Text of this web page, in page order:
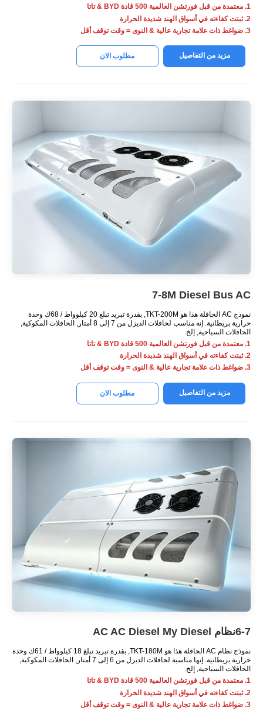
1. معتمدة من قبل فورتشن العالمية 500 قادة BYD & تاتا
2. ثبتت كفاءته في أسواق الهند شديدة الحرارة
3. ضواغط ذات علامة تجارية عالية & النوى = وقت توقف أقل
مزيد من التفاصيل مطلوب الان
7-8M Diesel Bus AC
نموذج AC الحافلة هذا هو TKT-200M, بقدرة تبريد تبلغ 20 كيلوواط / 68ك وحدة
حرارية بريطانية. إنه مناسب لحافلات الديزل من 7 إلى 8 أمتار, الحافلات المكوكية,
الحافلات السياحية, إلخ.
1. معتمدة من قبل فورتشن العالمية 500 قادة BYD & تاتا
2. ثبتت كفاءته في أسواق الهند شديدة الحرارة
3. ضواغط ذات علامة تجارية عالية & النوى = وقت توقف أقل
مزيد من التفاصيل مطلوب الان
6-7نظام AC AC Diesel My Diesel
نموذج نظام AC الحافلة هذا هو TKT-180M, بقدرة تبريد تبلغ 18 كيلوواط / 61ك وحدة
حرارية بريطانية. إنها مناسبة لحافلات الديزل من 6 إلى 7 أمتار, الحافلات المكوكية,
الحافلات السياحية, إلخ.
1. معتمدة من قبل فورتشن العالمية 500 قادة BYD & تاتا
2. ثبتت كفاءته في أسواق الهند شديدة الحرارة
3. ضواغط ذات علامة تجارية عالية & النوى = وقت توقف أقل